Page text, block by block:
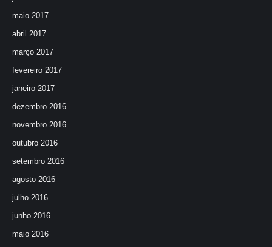
maio 2017
abril 2017
março 2017
fevereiro 2017
janeiro 2017
dezembro 2016
novembro 2016
outubro 2016
setembro 2016
agosto 2016
julho 2016
junho 2016
maio 2016